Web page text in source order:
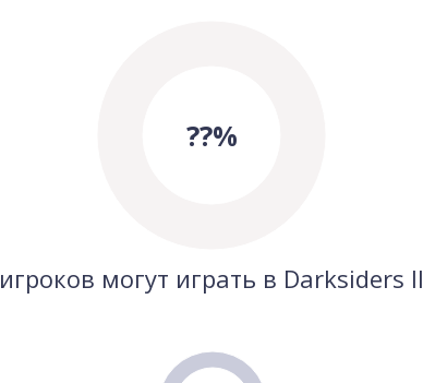
??%
игроков могут играть в Darksiders II